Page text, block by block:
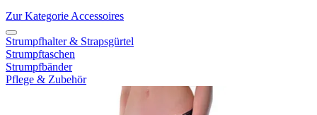
Zur Kategorie Accessoires
Strumpfhalter & Strapsgürtel
Strumpftaschen
Strumpfbänder
Pflege & Zubehör